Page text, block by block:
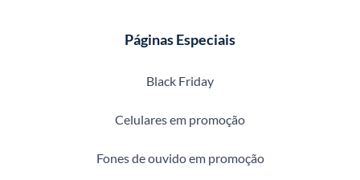
Páginas Especiais
Black Friday
Celulares em promoção
Fones de ouvido em promoção